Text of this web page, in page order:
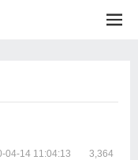
04-14 11:04:13
3,364